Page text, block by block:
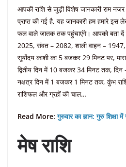
आपकी राशि से जुड़ी विशेष जानकारी राम नजर
प्राप्त की गई है, यह जानकारी हम हमारे इस
फल वाले जातक तक पहुंचाएंगे। आपको बता
2025, संवत – 2082, शाली वाहन – 1947,
सूर्योदय काशी का 5 बजकर 29 मिनट पर,
द्वितीय दिन में 10 बजकर 34 मिनट तक, दिन
नक्षत्र दिन में 1 बजकर 1 मिनट तक, कुंभ
राशिफल और ग्रहों की चाल…
Read More:गुरुवार का ज्ञान: गुरु शिक्षा
मेष राशि